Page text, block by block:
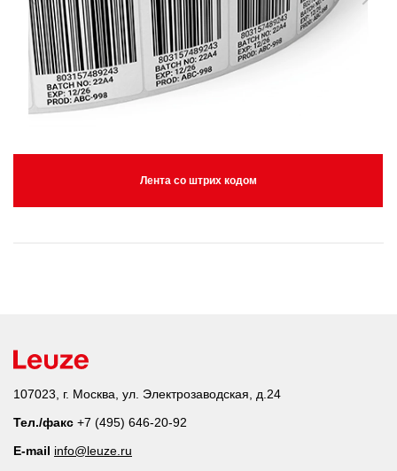
Лента со штрих кодом
107023, г. Москва, ул. Электрозаводская, д.24
Тел./факс +7 (495) 646-20-92
E-mail info@leuze.ru